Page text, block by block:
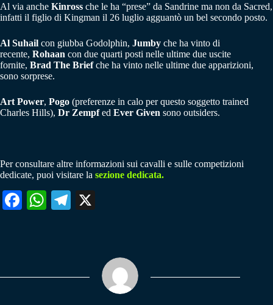
Al via anche Kinross che le ha “prese” da Sandrine ma non da Sacred,
infatti il figlio di Kingman il 26 luglio agguantò un bel secondo posto.
Al Suhail con giubba Godolphin, Jumby che ha vinto di
recente, Rohaan con due quarti posti nelle ultime due uscite
fornite, Brad The Briefche ha vinto nelle ultime due apparizioni,
sono sorprese.
Art Power, Pogo (preferenze in calo per questo soggetto trained
Charles Hills), Dr Zempfed Ever Given sono outsiders.
Per consultare altre informazioni sui cavalli e sulle competizioni
dedicate, puoi visitare la sezione dedicata.
Fa W
pp
Te
m